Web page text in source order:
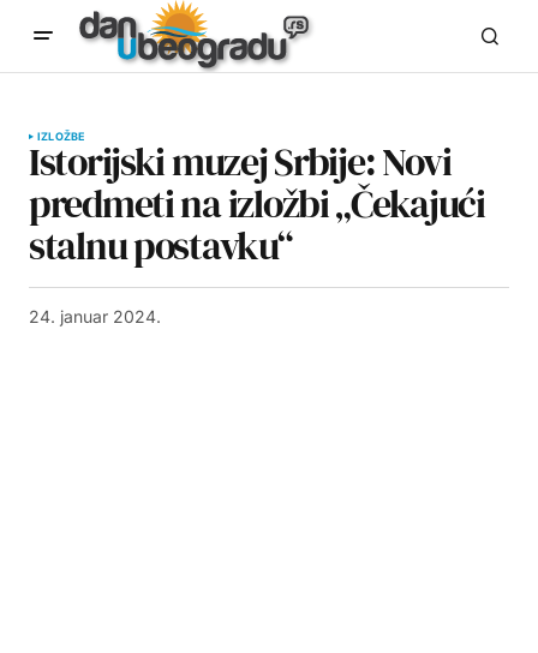
IZLOŽBE
Istorijski muzej Srbije: Novi
predmeti na izložbi „Čekajući
stalnu postavku“
24. januar 2024.